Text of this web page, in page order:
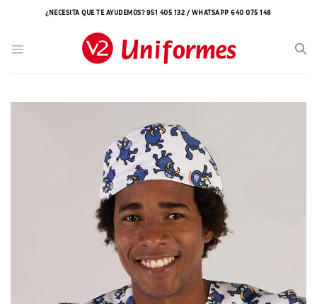
¿NECESITA QUE TE AYUDEMOS? 951 405 132 / WHATSAPP 640 075 148